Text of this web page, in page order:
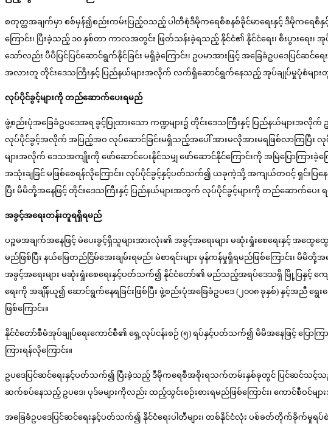
စတုတ္ထအချက်မှာ စစ်မှန်၍စည်းကမ်းပြည့်ဝသည့် ပါတီစုံဒီမိုကရေစီစနစ်ခိုင်မာရေးနှင့် ဒီမိုက
ကြောင်း၊ ပြီးခဲ့သည့် ၁၀ နှစ်တာ ကာလအတွင်း ဖြတ်သန်းခဲ့ရသည့် နိုင်ငံ၏ နိုင်ငံရေး၊ စီးပွားရ
သော်လည်း ပီပီပြင်ပြင်ဆောင်ရွက်နိုင်ခြင်း မရှိခဲ့ကြောင်း၊ ဥပမာအားဖြင့် အခြေခံဥပဒေပ
အလားတူ တိုင်းဒေသကြီးနှင့် ပြည်နယ်များအလိုက် လက်ရှိဆောင်ရွက်နေသည့် အုပ်ချုပ်မှုပုံစံများ
လုပ်ပိုင်ခွင့်များကို တည်ဆောက်ပေးရမည်
ဖွဲ့စည်းပုံအခြေခံဥပဒေအရ ခွင့်ပြုထားသော ကဏ္ဍများ၌ တိုင်းဒေသကြီးနှင့် ပြည်နယ်များအလိုက် ဥ
လုပ်ပိုင်ခွင့်အလိုက် အပြည့်အဝ လုပ်ဆောင်ခြင်းမရှိသည့်အပေါ် အားမလိုအားမရဖြစ်လာကြပြီး လုပ်ပိုင်
များအလိုက် ဒေသအကျိုးကို ဖော်ဆောင်ပေးနိုင်သမျှ ဖော်ဆောင်နိုင်ကြောင်းကို အမြဲပြောကြာ
အသုံးချခြင် မဖြစ်စေရန်လိုကြောင်း၊ လုပ်ပိုင်ခွင့်နှင့်ပတ်သက်၍ ယခုကဲ့သို့ အကျယ်တဝင့် ရှင်းပြ
ပြီး မိမိတို့အနေဖြင့် တိုင်းဒေသကြီးနှင့် ပြည်နယ်များအတွက် လုပ်ပိုင်ခွင့်များကို တည်ဆောက်ပေး ရ
အခွင့်အရေးတန်းတူရရှိရမည်
ပဉ္စမအချက်အနေဖြင့် မဲပေးခွင့်ရှိသူများအားလုံး၏ အခွင့်အရေးများ မဆုံးရှုံးစေရေးနှင့် အထွေ
မည်ဖြစ်ပြီး နယ်မြေတည်ငြိမ်အေးချမ်းရမည်၊ မဲစာရင်းများ မှန်ကန်မှုရှိရမည်ဖြစ်ကြောင်း၊
အခွင့်အရေးများ မဆုံးရှုံးစေရေးနှင့်ပတ်သက်၍ နိုင်ငံတော်၏ မည်သည့်အရပ်ဒေသရှိ မြို့ပြနှင့် က
ရေးကို အချိန်ယူ၍ ဆောင်ရွက်နေရခြင်းဖြစ်ပြီး ဖွဲ့စည်းပုံအခြေခံဥပဒေ (၂၀၀၈ ခုနှစ်) နှင့်အညီ
ဖြစ်ကြောင်း။
နိုင်ငံတော်စီမံအုပ်ချုပ်ရေးကောင်စီ၏ ရှေ့လုပ်ငန်းစဉ် (၅) ရပ်နှင့်ပတ်သက်၍ မိမိအနေဖြင့် ပြောကြ
ကြားရန်လိုကြောင်း။
ဥပဒေပြင်ဆင်ရေးနှင့်ပတ်သက်၍ ပြီးခဲ့သည့် ဒီမိုကရေစီအစိုးရသက်တမ်းနှစ်ခုတွင် ပြင်ဆင်သင့်သည်မျ
ဆက်စပ်နေသည့် ဥပဒေ၊ ပုဒ်မများကိုလည်း ထည့်သွင်းစဉ်းစားရမည်ဖြစ်ကြောင်း၊ ကောင်စီဝင်မ
အခြေခံဥပဒေပြင်ဆင်ရေးနှင့်ပတ်သက်၍ နိုင်ငံရေးပါတီများ၊ တစ်နိုင်ငံလုံး ပစ်ခတ်တိုက်ခိုက်